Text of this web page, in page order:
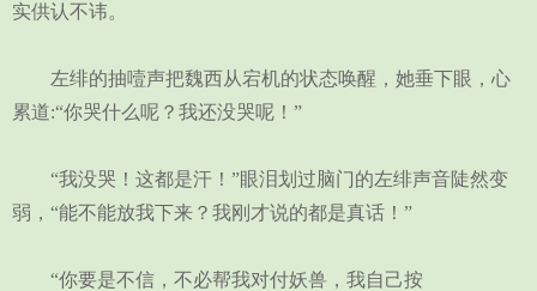
实供认不讳。
左绯的抽噎声把魏西从宕机的状态唤醒，她垂下眼，心
累道:“你哭什么呢？我还没哭呢！”
“我没哭！这都是汗！”眼泪划过脑门的左绯声音陡然变
弱，“能不能放我下来？我刚才说的都是真话！”
“你要是不信，不必帮我对付妖兽，我自己按